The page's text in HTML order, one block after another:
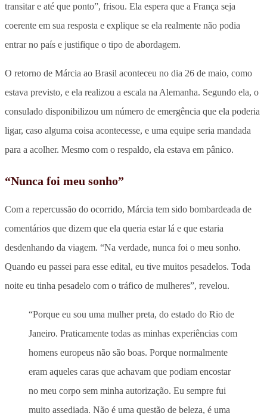
transitar e até que ponto”, frisou. Ela espera que a França seja
coerente em sua resposta e explique se ela realmente não podia
entrar no país e justifique o tipo de abordagem.
O retorno de Márcia ao Brasil aconteceu no dia 26 de maio, como
estava previsto, e ela realizou a escala na Alemanha. Segundo ela, o
consulado disponibilizou um número de emergência que ela poderia
ligar, caso alguma coisa acontecesse, e uma equipe seria mandada
para a acolher. Mesmo com o respaldo, ela estava em pânico.
“Nunca foi meu sonho”
Com a repercussão do ocorrido, Márcia tem sido bombardeada de
comentários que dizem que ela queria estar lá e que estaria
desdenhando da viagem. “Na verdade, nunca foi o meu sonho.
Quando eu passei para esse edital, eu tive muitos pesadelos. Toda
noite eu tinha pesadelo com o tráfico de mulheres”, revelou.
“Porque eu sou uma mulher preta, do estado do Rio de
Janeiro. Praticamente todas as minhas experiências com
homens europeus não são boas. Porque normalmente
eram aqueles caras que achavam que podiam encostar
no meu corpo sem minha autorização. Eu sempre fui
muito assediada. Não é uma questão de beleza, é uma